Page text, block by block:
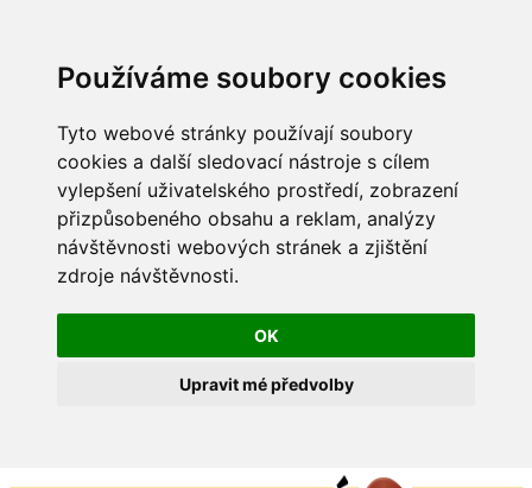
Používáme soubory cookies
Tyto webové stránky používají soubory
cookies a další sledovací nástroje s cílem
vylepšení uživatelského prostředí, zobrazení
přizpůsobeného obsahu a reklam, analýzy
návštěvnosti webových stránek a zjištění
zdroje návštěvnosti.
OK
Upravit mé předvolby